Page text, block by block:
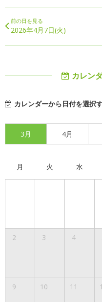
前の日を見る
2026年4月7日(火)
カレン
カレンダーから日付を選択
3月 4月
月 火 水
2 3 4
9 10 11